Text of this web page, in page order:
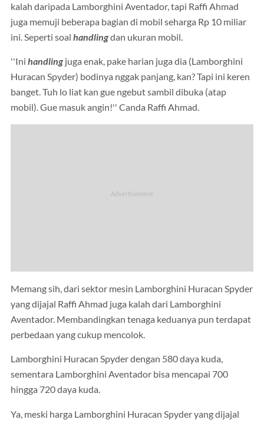
kalah daripada Lamborghini Aventador, tapi Raffi Ahmad
juga memuji beberapa bagian di mobil seharga Rp 10 miliar
ini. Seperti soal handlingdan ukuran mobil.
''Ini handling juga enak, pake harian juga dia (Lamborghini
Huracan Spyder) bodinya nggak panjang, kan? Tapi ini keren
banget. Tuh lo liat kan gue ngebut sambil dibuka (atap
mobil). Gue masuk angin!'' Canda Raffi Ahmad.
Memang sih, dari sektor mesin Lamborghini Huracan Spyder
yang dijajal Raffi Ahmad juga kalah dari Lamborghini
Aventador. Membandingkan tenaga keduanya pun terdapat
perbedaan yang cukup mencolok.
Lamborghini Huracan Spyder dengan 580 daya kuda,
sementara Lamborghini Aventador bisa mencapai 700
hingga 720 daya kuda.
Ya, meski harga Lamborghini Huracan Spyder yang dijajal